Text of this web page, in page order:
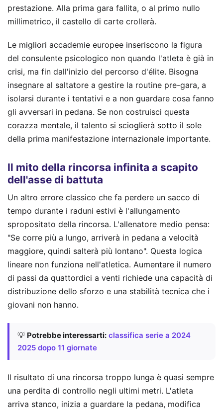
prestazione. Alla prima gara fallita, o al primo nullo
millimetrico, il castello di carte crollerà.
Le migliori accademie europee inseriscono la figura
del consulente psicologico non quando l'atleta è già in
crisi, ma fin dall'inizio del percorso d'élite. Bisogna
insegnare al saltatore a gestire la routine pre-gara, a
isolarsi durante i tentativi e a non guardare cosa fanno
gli avversari in pedana. Se non costruisci questa
corazza mentale, il talento si scioglierà sotto il sole
della prima manifestazione internazionale importante.
Il mito della rincorsa infinita a scapito
dell'asse di battuta
Un altro errore classico che fa perdere un sacco di
tempo durante i raduni estivi è l'allungamento
spropositato della rincorsa. L'allenatore medio pensa:
"Se corre più a lungo, arriverà in pedana a velocità
maggiore, quindi salterà più lontano". Questa logica
lineare non funziona nell'atletica. Aumentare il numero
di passi da quattordici a venti richiede una capacità di
distribuzione dello sforzo e una stabilità tecnica che i
giovani non hanno.
💡 Potrebbe interessarti: classifica serie a 2024
2025 dopo 11 giornate
Il risultato di una rincorsa troppo lunga è quasi sempre
una perdita di controllo negli ultimi metri. L'atleta
arriva stanco, inizia a guardare la pedana, modifica